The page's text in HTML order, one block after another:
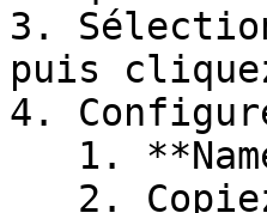
3.
puis
4.